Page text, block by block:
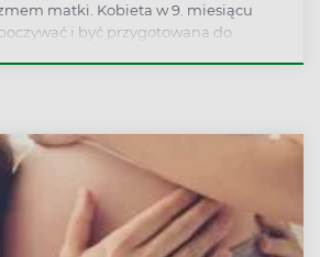
matki. Kobieta w 9. miesiącu
i być przygotowana do